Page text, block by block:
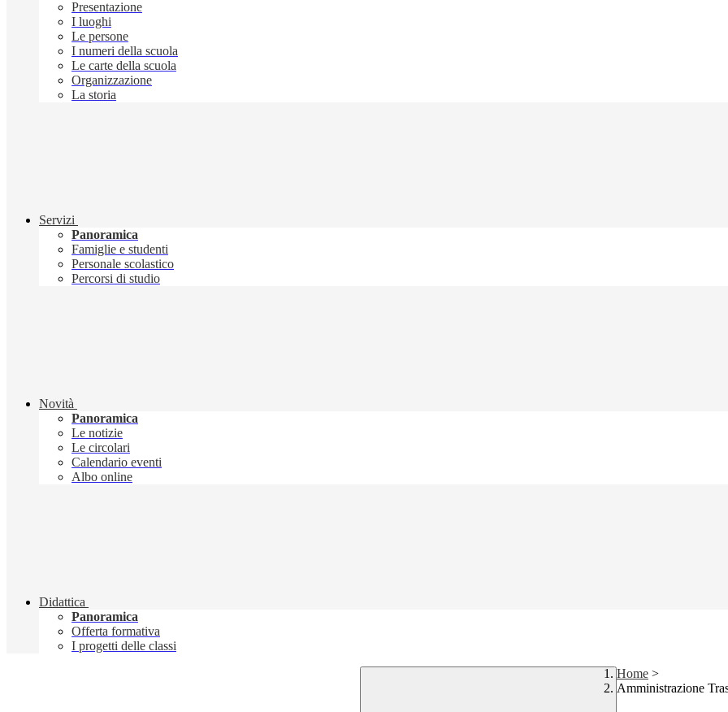
Presentazione
I luoghi
Le persone
I numeri della scuola
Le carte della scuola
Organizzazione
La storia
Servizi
Panoramica
Famiglie e studenti
Personale scolastico
Percorsi di studio
Novità
Panoramica
Le notizie
Le circolari
Calendario eventi
Albo online
Didattica
Panoramica
Offerta formativa
I progetti delle classi
Home >
Amministrazione